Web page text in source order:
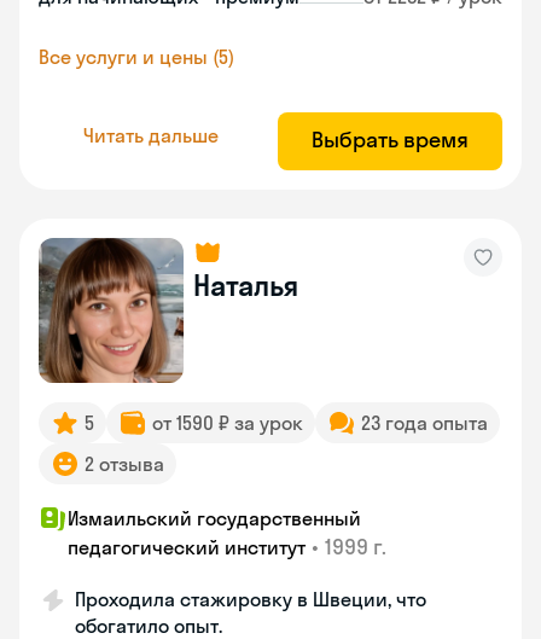
Все услуги и цены (5)
Читать дальше Выбрать время
Наталья
5 от 1590 ₽ за урок
23 года опыта
2 отзыва
Измаильский государственный
педагогический институт • 1999 г.
Проходила стажировку в Швеции, что
обогатило опыт.